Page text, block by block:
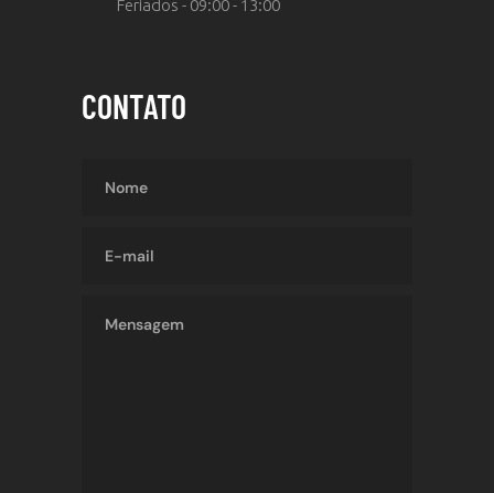
Feriados - 09:00 - 13:00
CONTATO